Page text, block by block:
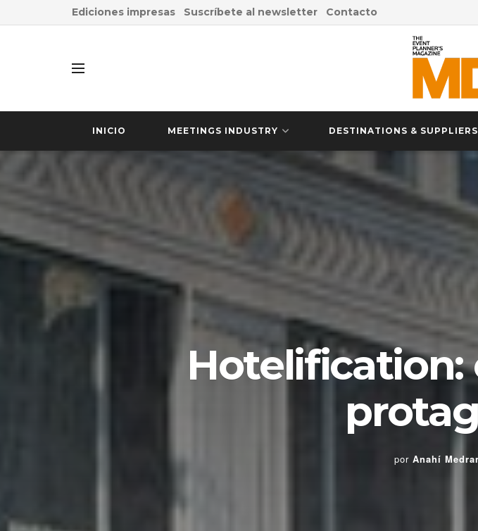
Ediciones impresas Suscríbete al newsletter Contacto
INICIO MEETINGS INDUSTRY DESTINATIONS & SUPPLIERS
Hotelification:
por Anahí